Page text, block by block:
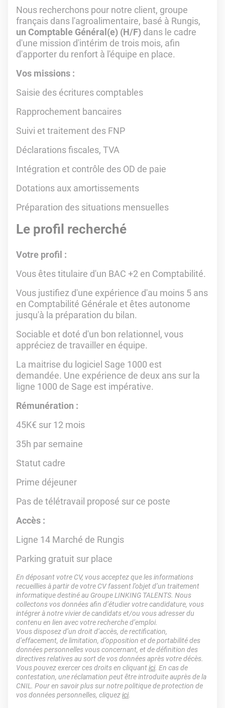
Nous recherchons pour notre client, groupe
français dans l'agroalimentaire, basé à Rungis,
un Comptable Général(e) (H/F) dans le cadre
d'une mission d'intérim de trois mois, afin
d'apporter du renfort à l'équipe en place.
Vos missions :
Saisie des écritures comptables
Rapprochement bancaires
Suivi et traitement des FNP
Déclarations fiscales, TVA
Intégration et contrôle des OD de paie
Dotations aux amortissements
Préparation des situations mensuelles
Le profil recherché
Votre profil :
Vous êtes titulaire d'un BAC +2 en Comptabilité.
Vous justifiez d'une expérience d'au moins 5 ans
en Comptabilité Générale et êtes autonome
jusqu'à la préparation du bilan.
Sociable et doté d'un bon relationnel, vous
appréciez de travailler en équipe.
La maitrise du logiciel Sage 1000 est
demandée. Une expérience de deux ans sur la
ligne 1000 de Sage est impérative.
Rémunération :
45K€ sur 12 mois
35h par semaine
Statut cadre
Prime déjeuner
Pas de télétravail proposé sur ce poste
Accès :
Ligne 14 Marché de Rungis
Parking gratuit sur place
En déposant votre CV, vous acceptez que les informations
recueillies à partir de votre CV fassent l’objet d’un traitement
informatique destiné au Groupe LINKING TALENTS. Nous
collectons vos données afin d’étudier votre candidature, vous
intégrer à notre vivier de candidats et/ou vous adresser du
contenu en lien avec votre recherche d’emploi.
Vous disposez d’un droit d’accès, de rectification,
d’effacement, de limitation, d’opposition et de portabilité des
données personnelles vous concernant, et de définition des
directives relatives au sort de vos données après votre décès.
Vous pouvez exercer ces droits en cliquantici. En cas de
contestation, une réclamation peut être introduite auprès de la
CNIL. Pour en savoir plus sur notre politique de protection de
vos données personnelles, cliquezici.